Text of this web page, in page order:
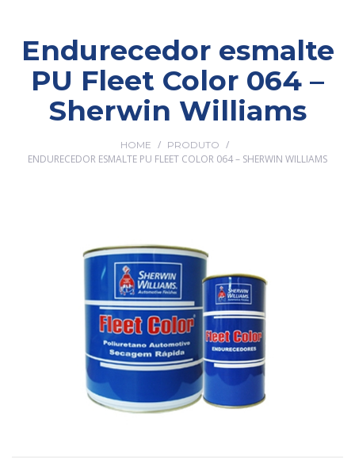
Endurecedor esmalte
PU Fleet Color 064 –
Sherwin Williams
HOME / PRODUTO /
ENDURECEDOR ESMALTE PU FLEET COLOR 064 – SHERWIN WILLIAMS